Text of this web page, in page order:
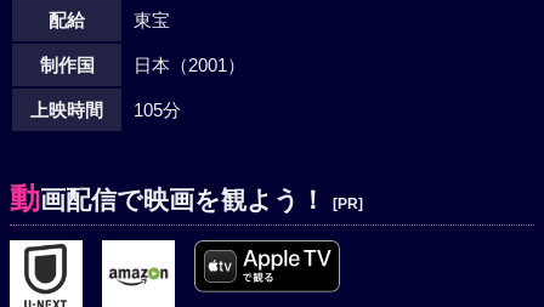
配給 東宝
制作国 日本（2001）
上映時間 105分
動画配信で映画を観よう！ [PR]